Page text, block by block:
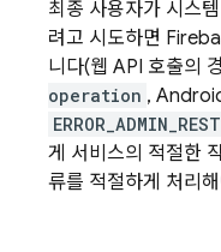
최종 사용자가 시스
려고 시도하면
니다(웹 API 호출의
operation ,
게 서비스의 적절한
류를 적절하게 처리